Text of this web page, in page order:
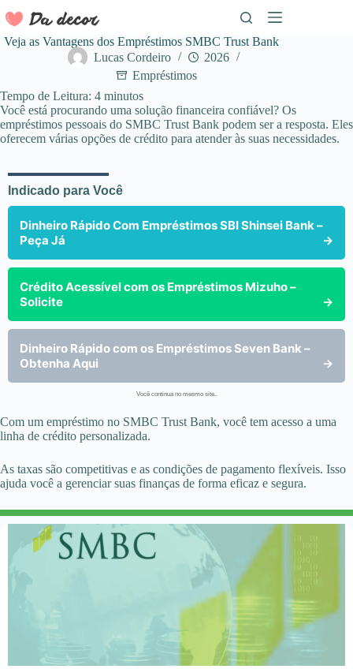
para
o
conteúdo
Veja as Vantagens dos Empréstimos SMBC Trust Bank
Lucas Cordeiro
2026
Empréstimos
Tempo de Leitura: 4 minutos
Você está procurando uma solução financeira confiável? Os
empréstimos pessoais do SMBC Trust Bank podem ser a resposta. Eles
oferecem várias opções de crédito para atender às suas necessidades.
Indicado para Você
Dinheiro Rápido Com Empréstimos SBI Shinsei Bank –
Peça Já
→
Crédito Acessível com os Empréstimos Mizuho –
Solicite
→
Dinheiro Rápido com os Empréstimos Seven Bank –
Obtenha Aqui
→
Você continua no mesmo site..
Com um empréstimo no SMBC Trust Bank, você tem acesso a uma
linha de crédito personalizada.
As taxas são competitivas e as condições de pagamento flexíveis. Isso
ajuda você a gerenciar suas finanças de forma eficaz e segura.